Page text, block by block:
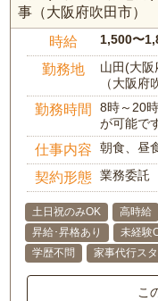
事（大阪府吹田市）
時給 1,500〜
勤務地
山田(大
（大阪府
勤務時間
8時～20
が可能で
仕事内容 朝食、昼
契約形態 業務委託
土日祝のみOK 高時給
昇給･昇格あり
未経験
学歴不問
家事代行ス
こ